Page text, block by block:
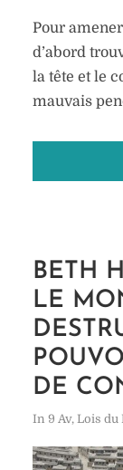
Pour
d’abord
la tête et le
mauvais
BETH
LE
DE
In 9 Av, Lois du